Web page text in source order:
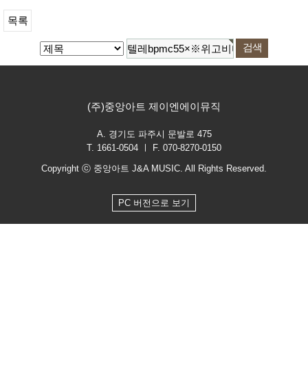
목록
(주)중앙아트 제이엔에이뮤직
A. 경기도 파주시 문발로 475
T. 1661-0504 ㅣ F. 070-8270-0150
Copyright ⓒ 중앙아트 J&A MUSIC. All Rights Reserved.
PC 버전으로 보기